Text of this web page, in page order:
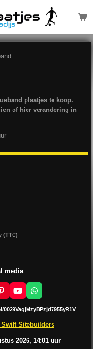
plaatjes te koop.
of hier verandering in
(TTC)
media
P
i
n
e
r
s
Y
o
u
u
b
e
W
h
a
s
A
p
p
Sitebuilders
2026, 14:01 uur